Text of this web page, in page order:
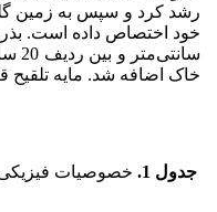
رشد کرد و سپس به زمین
خاک اضافه شد. مایه تلقیح
جدول 1. خصوصیات